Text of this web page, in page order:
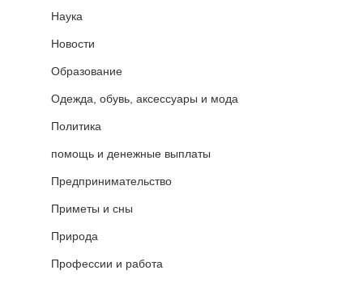
Наука
Новости
Образование
Одежда, обувь, аксессуары и мода
Политика
помощь и денежные выплаты
Предпринимательство
Приметы и сны
Природа
Профессии и работа